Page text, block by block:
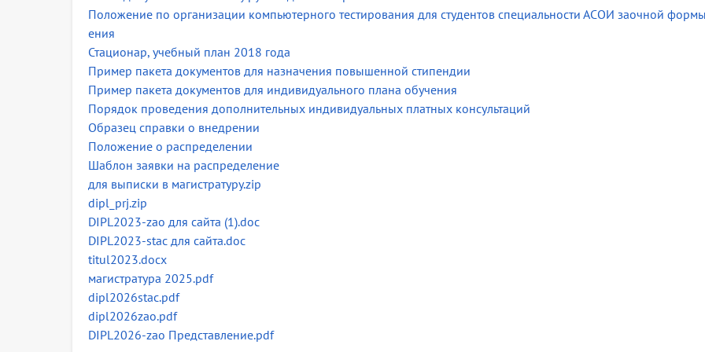
Положение по организации компьютерного тестирования для студентов специальности АСОИ заочной
ения
Стационар, учебный план 2018 года
Пример пакета документов для назначения повышенной стипендии
Пример пакета документов для индивидуального плана обучения
Порядок проведения дополнительных индивидуальных платных консультаций
Образец справки о внедрении
Положение о распределении
Шаблон заявки на распределение
для выписки в магистратуру.zip
dipl_prj.zip
DIPL2023-zao для сайта (1).doc
DIPL2023-stac для сайта.doc
titul2023.docx
магистратура 2025.pdf
dipl2026stac.pdf
dipl2026zao.pdf
DIPL2026-zao Представление.pdf